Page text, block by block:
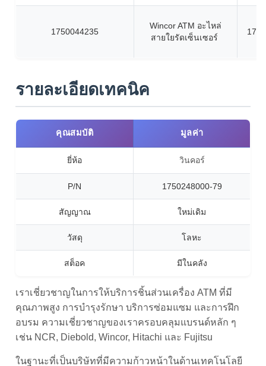
1750044235
Wincor ATM อะไหล่
สายใยรัดเซ็นเซอร์
รายละเอียดเทคนิค
คุณสมบัติ มูลค่า
ยี่ห้อ วินคอร์
P/N 1750248000-79
สัญญาณ ใหม่เดิม
วัสดุ โลหะ
สต็อค มีในคลัง
เราเชี่ยวชาญในการให้บริการชิ้นส่วนเครื่อง ATM ที่มี
คุณภาพสูง การบํารุงรักษา บริการซ่อมแซม และการฝึก
อบรม ความเชี่ยวชาญของเราครอบคลุมแบรนด์หลัก ๆ
เช่น NCR, Diebold, Wincor, Hitachi และ Fujitsu
ในฐานะที่เป็นบริษัทที่มีความก้าวหน้าในด้านเทคโนโลยี